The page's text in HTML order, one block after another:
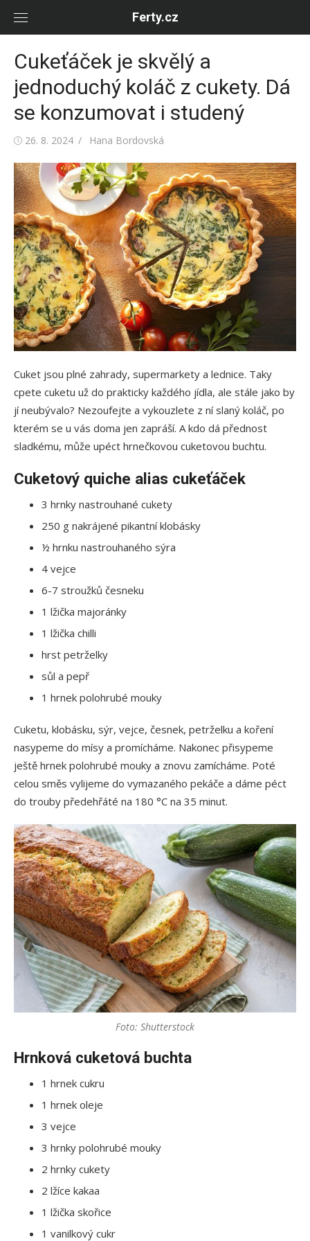
Ferty.cz
Cukeťáček je skvělý a
jednoduchý koláč z cukety. Dá
se konzumovat i studený
Posted
26. 8. 2024 Author
Hana Bordovská
Cuket jsou plné zahrady, supermarkety a lednice. Taky
cpete cuketu už do prakticky každého jídla, ale stále jako by
jí neubývalo? Nezoufejte a vykouzlete z ní slaný koláč, po
kterém se u vás doma jen zapráší. A kdo dá přednost
sladkému, může upéct hrnečkovou cuketovou buchtu.
Cuketový quiche alias cukeťáček
3 hrnky nastrouhané cukety
250 g nakrájené pikantní klobásky
½ hrnku nastrouhaného sýra
4 vejce
6-7 stroužků česneku
1 lžička majoránky
1 lžička chilli
hrst petrželky
sůl a pepř
1 hrnek polohrubé mouky
Cuketu, klobásku, sýr, vejce, česnek, petrželku a koření
nasypeme do mísy a promícháme. Nakonec přisypeme
ještě hrnek polohrubé mouky a znovu zamícháme. Poté
celou směs vylijeme do vymazaného pekáče a dáme péct
do trouby předehřáté na 180 °C na 35 minut.
Foto: Shutterstock
Hrnková cuketová buchta
1 hrnek cukru
1 hrnek oleje
3 vejce
3 hrnky polohrubé mouky
2 hrnky cukety
2 lžíce kakaa
1 lžička skořice
1 vanilkový cukr